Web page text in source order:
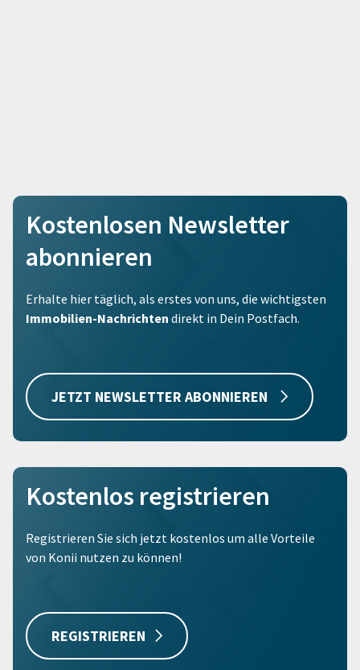
Kostenlosen Newsletter
abonnieren
Erhalte hier täglich, als erstes von uns, die wichtigsten
Immobilien-Nachrichten direkt in Dein Postfach.
JETZT NEWSLETTER ABONNIEREN
Kostenlos registrieren
Registrieren Sie sich jetzt kostenlos um alle Vorteile
von Konii nutzen zu können!
REGISTRIEREN